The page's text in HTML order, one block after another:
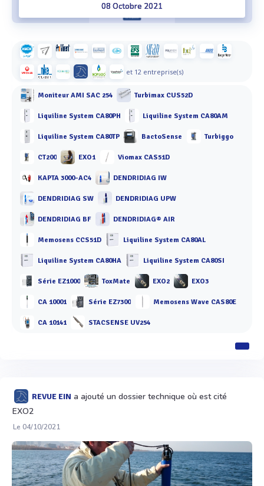
08 Octobre 2021
et 12 entreprise(s)
Moniteur AMI SAC 254 Turbimax CUS52D
Liquiline System CA80PH Liquiline System CA80AM
Liquiline System CA80TP BactoSense Turbiggo
CT200 EXO1 Viomax CAS51D
KAPTA 3000-AC4 DENDRIDIAG IW
DENDRIDIAG SW DENDRIDIAG UPW
DENDRIDIAG BF DENDRIDIAG® AIR
Memosens CCS51D Liquiline System CA80AL
Liquiline System CA80HA Liquiline System CA80SI
Série EZ1000 ToxMate EXO2 EXO3
CA 10001 Série EZ7300 Memosens Wave CAS80E
CA 10141 STACSENSE UV254
REVUE EIN a ajouté un dossier technique où est cité
EXO2
Le 04/10/2021